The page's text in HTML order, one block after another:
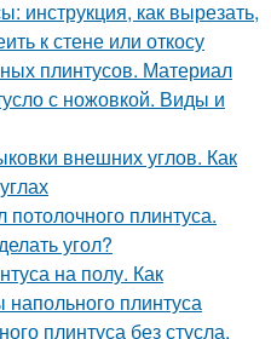
инструкция, как вырезать,
к стене или откосу
плинтусов. Материал
с ножовкой. Виды и
внешних углов. Как
потолочного плинтуса.
угол?
на полу. Как
плинтуса
плинтуса без стусла.